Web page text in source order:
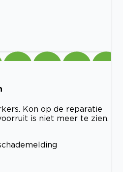
Kon op de reparatie
is niet meer te zien.